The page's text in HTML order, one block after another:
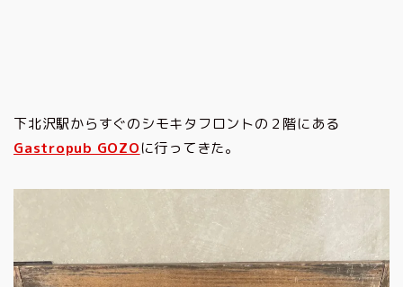
下北沢駅からすぐのシモキタフロントの２階にある
Gastropub GOZOに行ってきた。